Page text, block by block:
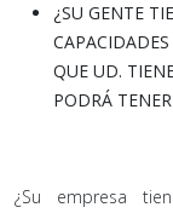
¿SU GENTE
QUE UD.
PODRÁ
¿Su empresa